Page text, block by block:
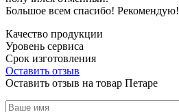
Большое всем спасибо! Рекомендую!
Качество продукции
Уровень сервиса
Срок изготовления
Оставить отзыв
Оставить отзыв на товар Петаре